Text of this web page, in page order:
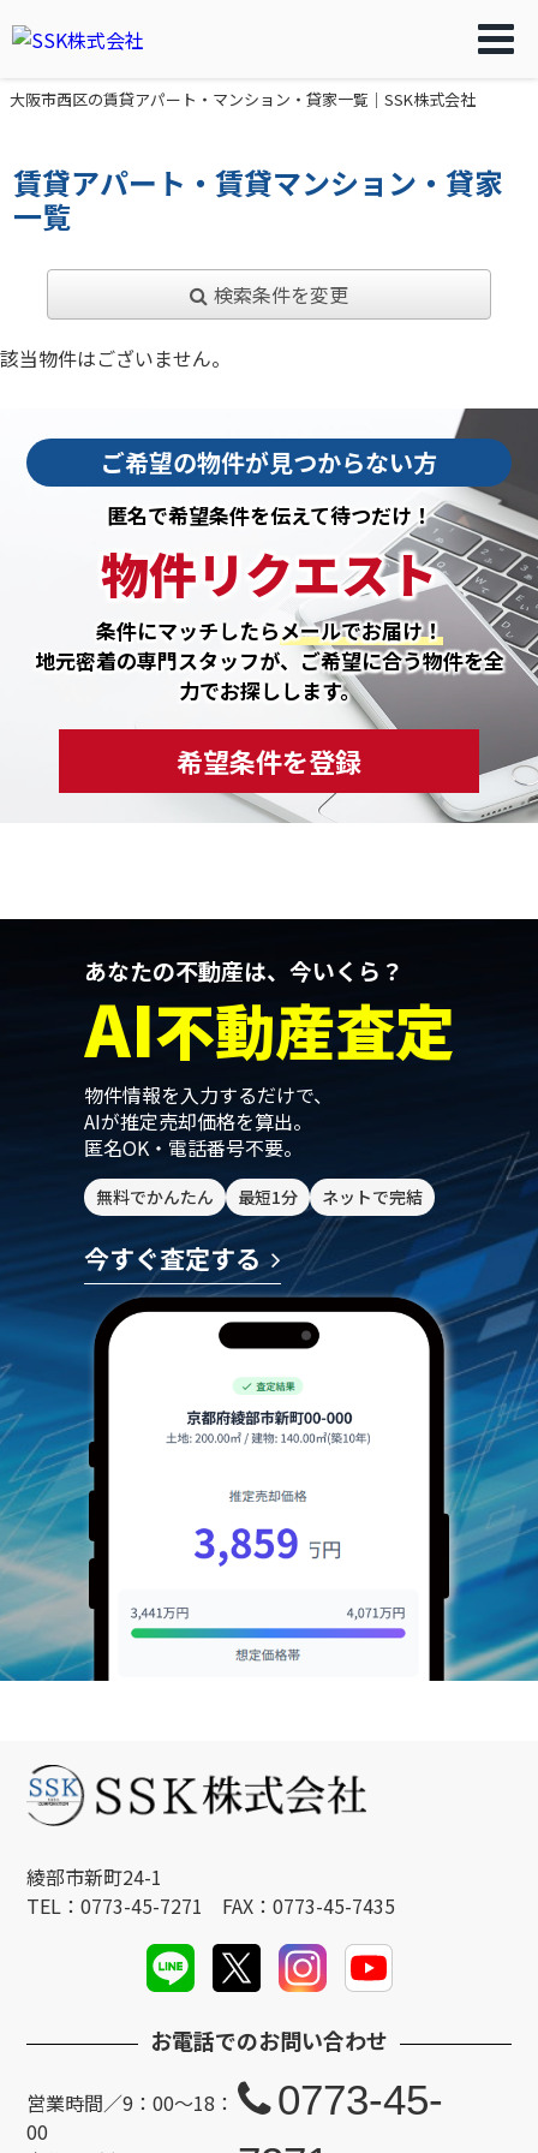
大阪市西区の賃貸アパート・マンション・貸家一覧｜SSK株式会社
賃貸アパート・賃貸マンション・貸家
一覧
検索条件を変更
該当物件はございません。
ご希望の物件が見つからない方
匿名で希望条件を伝えて待つだけ！
物件リクエスト
条件にマッチしたらメールでお届け！
地元密着の専門スタッフが、ご希望に合う物件を全
力でお探しします。
希望条件を登録
あなたの不動産は、今いくら？
AI不動産査定
物件情報を入力するだけで、
AIが推定売却価格を算出。
匿名OK・電話番号不要。
無料でかんたん 最短1分 ネットで完結
今すぐ査定する
綾部市新町24-1
TEL：0773-45-7271 FAX：0773-45-7435
お電話でのお問い合わせ
営業時間／9：00～18：
00
0773-45-